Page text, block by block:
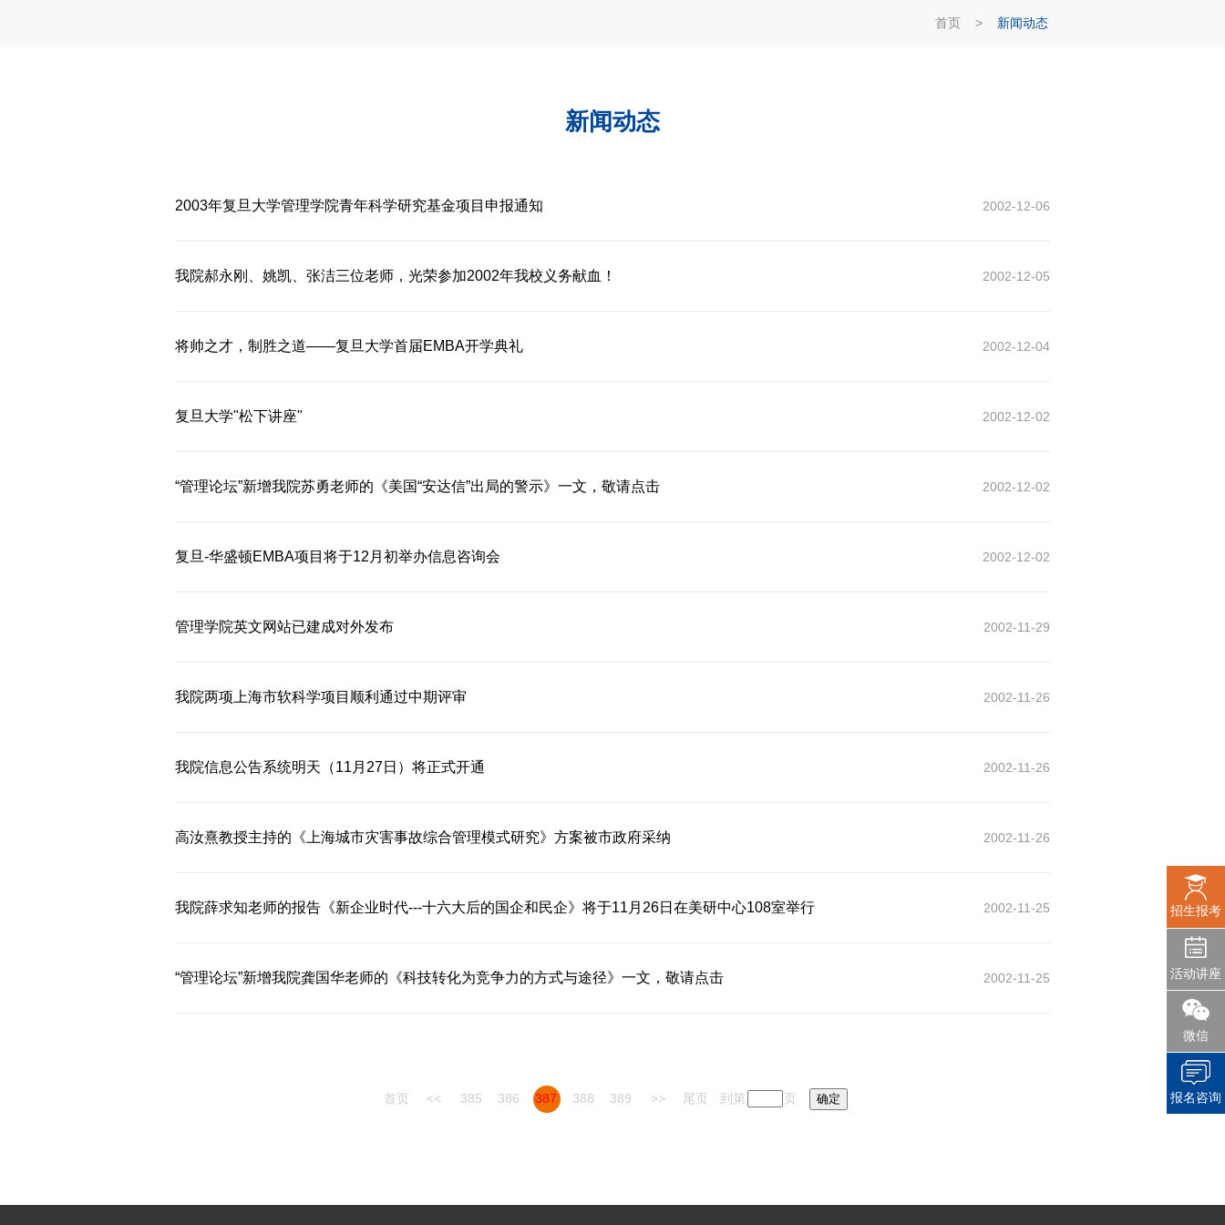
首页 > 新闻动态
新闻动态
2003年复旦大学管理学院青年科学研究基金项目申报通知 2002-12-06
我院郝永刚、姚凯、张洁三位老师，光荣参加2002年我校义务献血！ 2002-12-05
将帅之才，制胜之道——复旦大学首届EMBA开学典礼 2002-12-04
复旦大学"松下讲座" 2002-12-02
“管理论坛”新增我院苏勇老师的《美国“安达信”出局的警示》一文，敬请点击 2002-12-02
复旦-华盛顿EMBA项目将于12月初举办信息咨询会 2002-12-02
管理学院英文网站已建成对外发布 2002-11-29
我院两项上海市软科学项目顺利通过中期评审 2002-11-26
我院信息公告系统明天（11月27日）将正式开通 2002-11-26
高汝熹教授主持的《上海城市灾害事故综合管理模式研究》方案被市政府采纳 2002-11-26
我院薛求知老师的报告《新企业时代---十六大后的国企和民企》将于11月26日在美研中心108室举行 2002-11-25
“管理论坛”新增我院龚国华老师的《科技转化为竞争力的方式与途径》一文，敬请点击 2002-11-25
首页 << 385 386 387 388 389 >> 尾页 到第 页 确定
招生报考
活动讲座
微信
报名咨询